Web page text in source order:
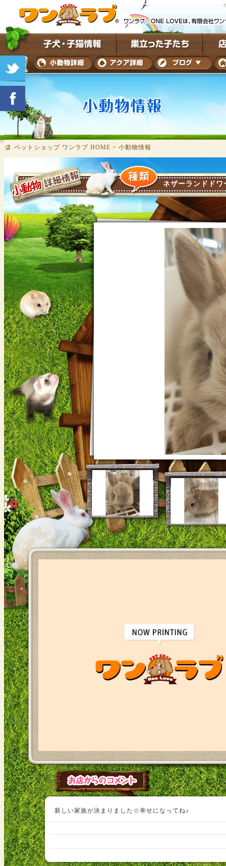
ペットショップ ワンラブ HOME > 小動物情報
ネザーランドドワ
新しい家族が決まりました☆幸せになってね♪